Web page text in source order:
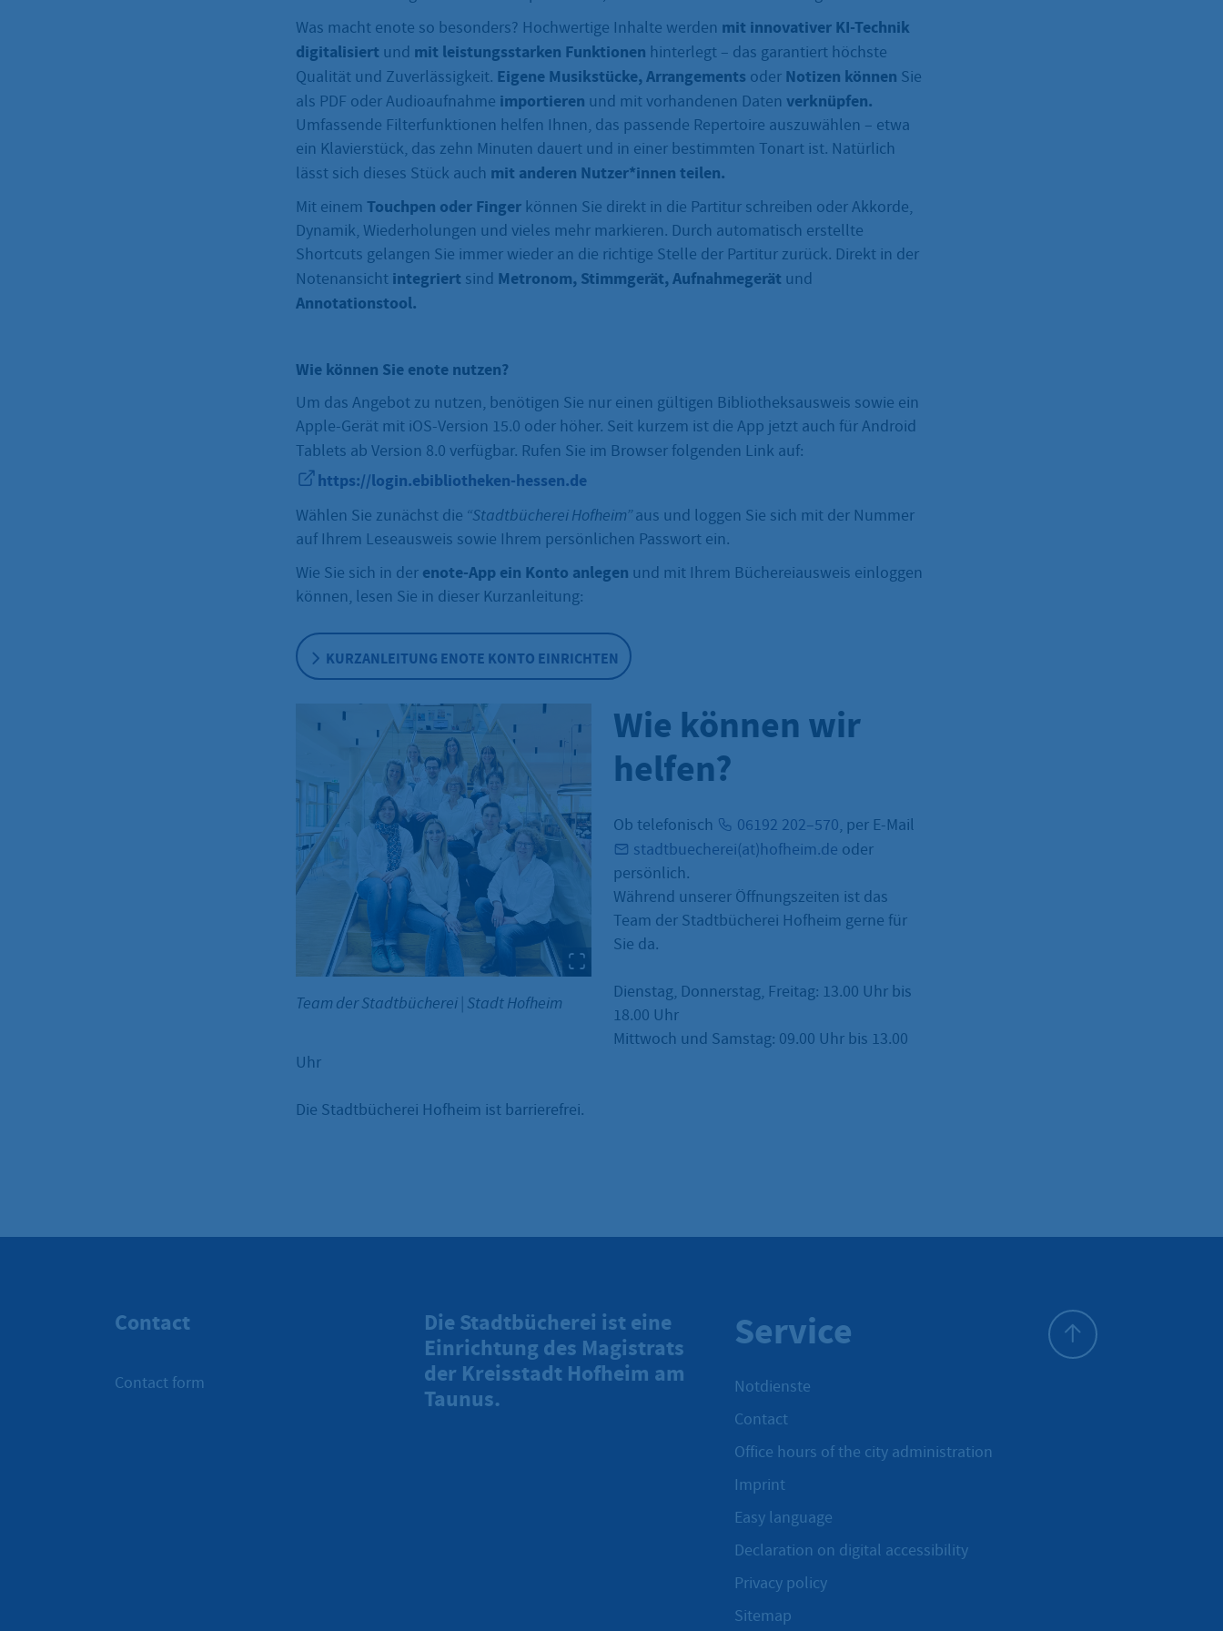
Was macht enote so besonders? Hochwertige Inhalte werden mit innovativer KI-Technik
digitalisiert und mit leistungsstarken Funktionen hinterlegt – das garantiert höchste
Qualität und Zuverlässigkeit. Eigene Musikstücke, Arrangements oder Notizen können Sie
als PDF oder Audioaufnahme importieren und mit vorhandenen Daten verknüpfen.
Umfassende Filterfunktionen helfen Ihnen, das passende Repertoire auszuwählen – etwa
ein Klavierstück, das zehn Minuten dauert und in einer bestimmten Tonart ist. Natürlich
lässt sich dieses Stück auch mit anderen Nutzer*innen teilen.
Mit einem Touchpen oder Finger können Sie direkt in die Partitur schreiben oder Akkorde,
Dynamik, Wiederholungen und vieles mehr markieren. Durch automatisch erstellte
Shortcuts gelangen Sie immer wieder an die richtige Stelle der Partitur zurück. Direkt in der
Notenansicht integriert sind Metronom, Stimmgerät, Aufnahmegerät und
Annotationstool.
Wie können Sie enote nutzen?
Um das Angebot zu nutzen, benötigen Sie nur einen gültigen Bibliotheksausweis sowie ein
Apple-Gerät mit iOS-Version 15.0 oder höher. Seit kurzem ist die App jetzt auch für Android
Tablets ab Version 8.0 verfügbar. Rufen Sie im Browser folgenden Link auf:
https://login.ebibliotheken-hessen.de
Wählen Sie zunächst die “Stadtbücherei Hofheim”aus und loggen Sie sich mit der Nummer
auf Ihrem Leseausweis sowie Ihrem persönlichen Passwort ein.
Wie Sie sich in der enote-App ein Konto anlegen und mit Ihrem Büchereiausweis einloggen
können, lesen Sie in dieser Kurzanleitung:
KURZANLEITUNG ENOTE KONTO EINRICHTEN
Team der Stadtbücherei Stadt Hofheim
Wie können wir
helfen?
Ob telefonisch 06192 202–570, per E-Mail
stadtbuecherei(at)hofheim.de oder
persönlich.
Während unserer Öffnungszeiten ist das
Team der Stadtbücherei Hofheim gerne für
Sie da.
Dienstag, Donnerstag, Freitag: 13.00 Uhr bis
18.00 Uhr
Mittwoch und Samstag: 09.00 Uhr bis 13.00
Uhr
Die Stadtbücherei Hofheim ist barrierefrei.
Contact
Contact form
Die Stadtbücherei ist eine
Einrichtung des Magistrats
der Kreisstadt Hofheim am
Taunus.
Service
Notdienste
Contact
Office hours of the city administration
Imprint
Easy language
Declaration on digital accessibility
Privacy policy
Sitemap